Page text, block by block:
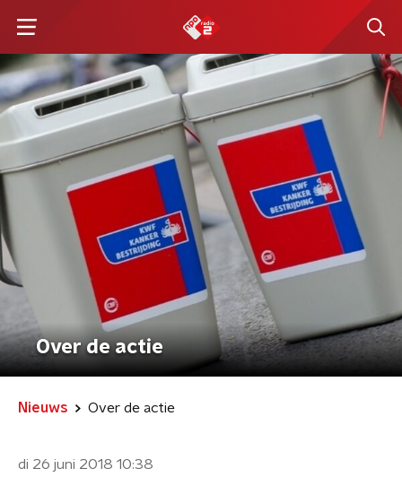
Over de actie
Nieuws Over de actie
di 26 juni 2018 10:38